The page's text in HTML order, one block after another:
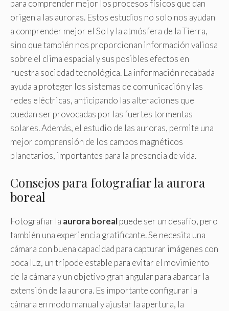
para comprender mejor los procesos físicos que dan
origen a las auroras. Estos estudios no solo nos ayudan
a comprender mejor el Sol y la atmósfera de la Tierra,
sino que también nos proporcionan información valiosa
sobre el clima espacial y sus posibles efectos en
nuestra sociedad tecnológica. La información recabada
ayuda a proteger los sistemas de comunicación y las
redes eléctricas, anticipando las alteraciones que
puedan ser provocadas por las fuertes tormentas
solares. Además, el estudio de las auroras, permite una
mejor comprensión de los campos magnéticos
planetarios, importantes para la presencia de vida.
Consejos para fotografiar la aurora
boreal
Fotografiar la aurora borealpuede ser un desafío, pero
también una experiencia gratificante. Se necesita una
cámara con buena capacidad para capturar imágenes con
poca luz, un trípode estable para evitar el movimiento
de la cámara y un objetivo gran angular para abarcar la
extensión de la aurora. Es importante configurar la
cámara en modo manual y ajustar la apertura, la